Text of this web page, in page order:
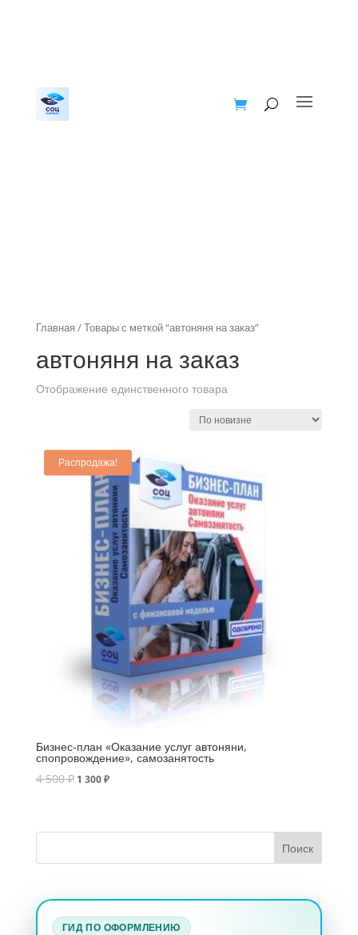
Главная / Товары с меткой “автоняня на заказ”
автоняня на заказ
Отображение единственного товара
Распродажа!
Бизнес-план «Оказание услуг автоняни,
спопровождение», самозанятость
4 500₽ 1 300₽
ГИД ПО ОФОРМЛЕНИЮ